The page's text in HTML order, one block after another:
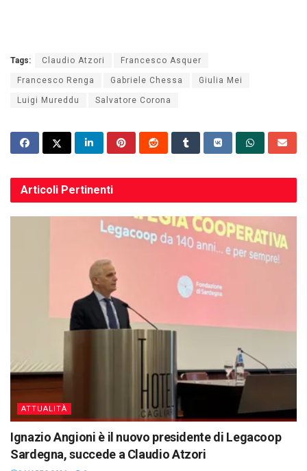
Tags: Claudio Atzori Francesco Asquer
Francesco Renga Gabriele Chessa Giulia Mei
Luigi Mureddu Salvatore Corona
Articoli Pertinenti
ATTUALITÀ
Ignazio Angioni è il nuovo presidente di Legacoop
Sardegna, succede a Claudio Atzori